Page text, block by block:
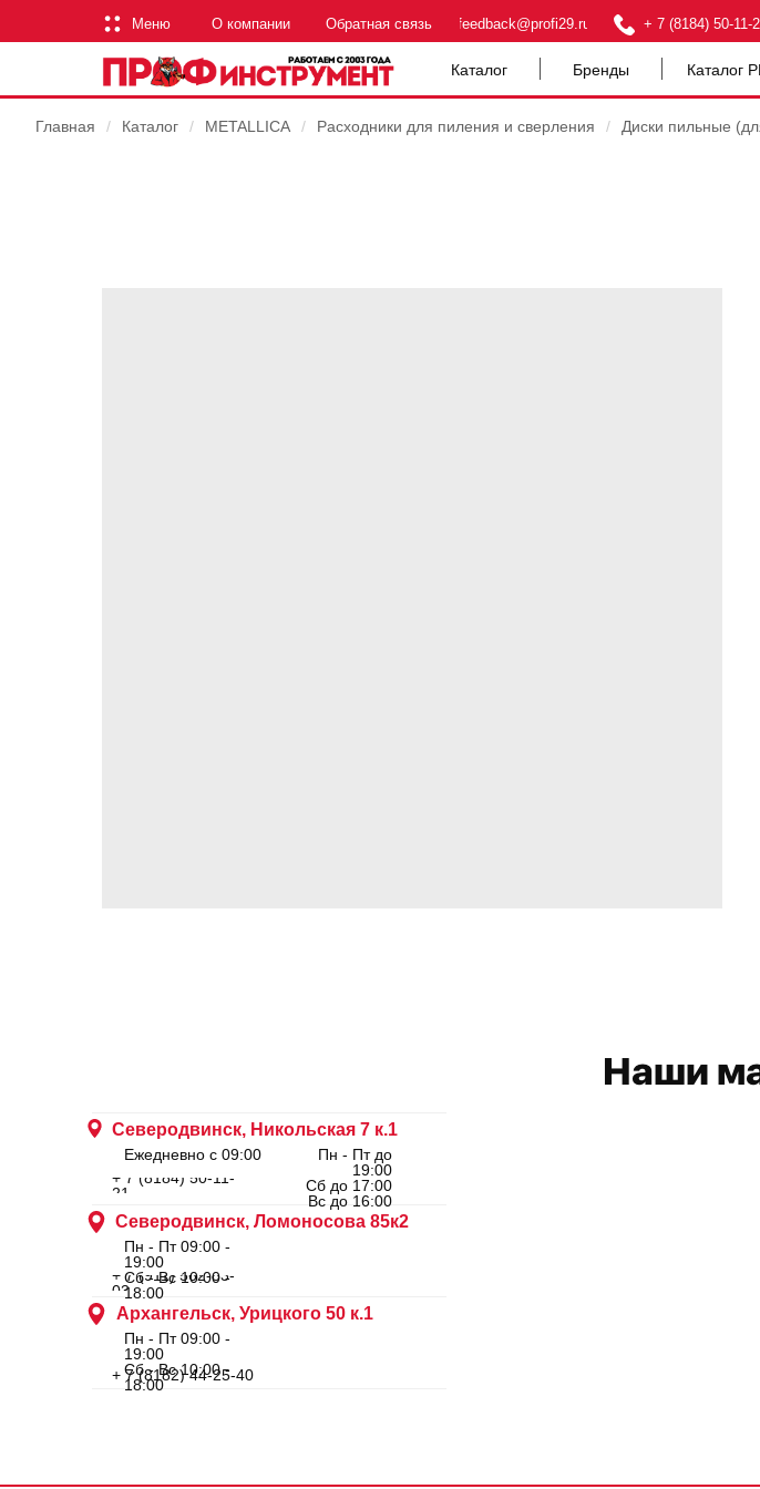
Меню + 7 (8184) 50-11-
Обратная связь feedback@profi29.ru
О компании
Каталог Бренды Каталог
Главная / Каталог / METALLICA / Расходники для пиления и сверления / Диски пильные
Наши
Архангельск, Урицкого 50 к.1
Северодвинск, Ломоносова 85к2
Северодвинск, Никольская 7 к.1
Ежедневно с 09:00
Пн - Пт до
19:00
Сб до 17:00
Вс до 16:00
Пн - Пт 09:00 -
19:00
Сб - Вс 10:00 -
18:00
Пн - Пт 09:00 -
19:00
Сб - Вс 10:00 -
18:00
+ 7 (8184) 50-11-
21
+ 7 (911) 562-83-
03
+ 7 (8182) 44-25-40